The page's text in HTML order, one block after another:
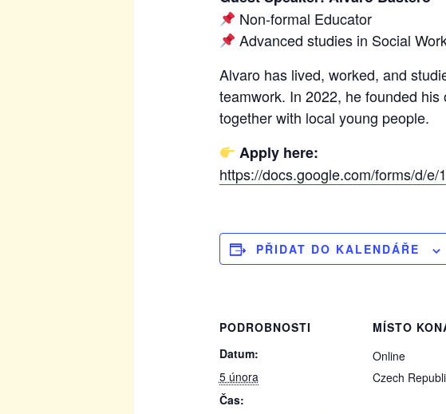
Non-formal Educator
Advanced studies in Social
Alvaro has lived, worked, and
teamwork. In 2022, he founded his
together with local young people.
Apply here:
https://docs.google.com/forms/d/e/
PŘIDAT DO KALENDÁŘE
PODROBNOSTI
Datum:
5 února
Čas:
MÍSTO
Online
Czech